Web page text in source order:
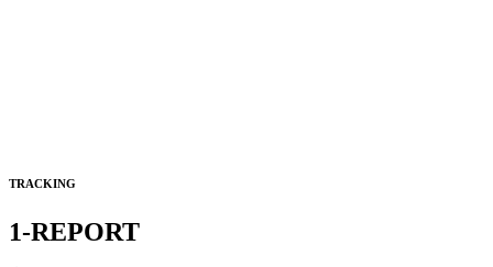
TRACKING
1-REPORT